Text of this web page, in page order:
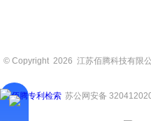
© Copyright 2026 江苏佰腾科技有限
苏公网安备